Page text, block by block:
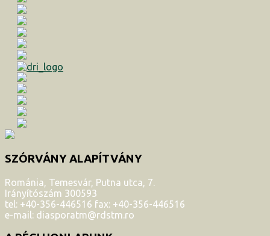
SZÓRVÁNY ALAPÍTVÁNY
Románia, Temesvár, Putna utca, 7.
Irányítószám 300593
tel: +40-356-446516 fax: +40-356-446516
e-mail: diasporatm@rdstm.ro